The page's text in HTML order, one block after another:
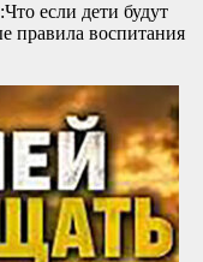
если дети будут
правила воспитания